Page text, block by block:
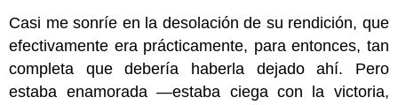
Casi me sonríe en la desolación de su rendición, que
efectivamente era prácticamente, para entonces, tan
completa que debería haberla dejado ahí. Pero
estaba enamorada —estaba ciega con la victoria,